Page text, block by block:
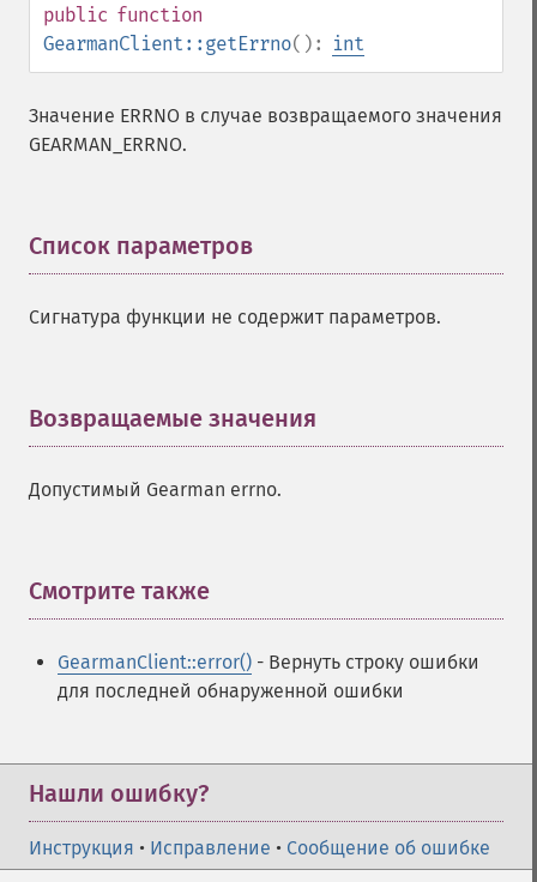
public function
GearmanClient::getErrno(): int
Значение ERRNO в случае возвращаемого значения
GEARMAN_ERRNO.
Список параметров
Сигнатура функции не содержит параметров.
Возвращаемые значения
Допустимый Gearman errno.
Смотрите также
GearmanClient::error() - Вернуть строку ошибки
для последней обнаруженной ошибки
Нашли ошибку?
Инструкция • Исправление • Сообщение об ошибке